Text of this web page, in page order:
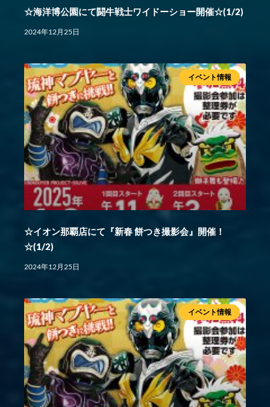
☆海洋博公園にて闘牛戦士ワイドーショー開催☆(1/2)
2024年12月25日
イベント情報
☆イオン那覇店にて『新春 餅つき撮影会』開催！
☆(1/2)
2024年12月25日
イベント情報